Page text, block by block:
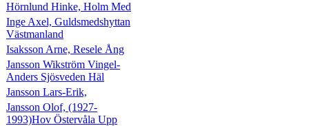
Hörnlund Hinke, Holm Med
Inge Axel, Guldsmedshyttan
Västmanland
Isaksson Arne, Resele Ång
Jansson Wikström Vingel-
Anders Sjösveden Häl
Jansson Lars-Erik,
Jansson Olof, (1927-
1993)Hov Östervåla Upp